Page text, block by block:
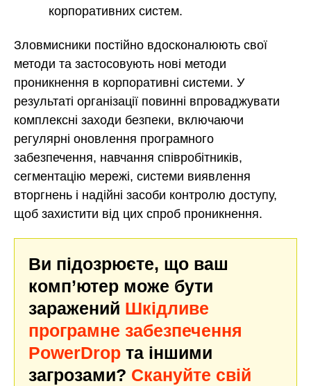
корпоративних систем.
Зловмисники постійно вдосконалюють свої
методи та застосовують нові методи
проникнення в корпоративні системи. У
результаті організації повинні впроваджувати
комплексні заходи безпеки, включаючи
регулярні оновлення програмного
забезпечення, навчання співробітників,
сегментацію мережі, системи виявлення
вторгнень і надійні засоби контролю доступу,
щоб захистити від цих спроб проникнення.
Ви підозрюєте, що ваш
комп’ютер може бути
заражений Шкідливе
програмне забезпечення
PowerDrop та іншими
загрозами? Скануйте свій